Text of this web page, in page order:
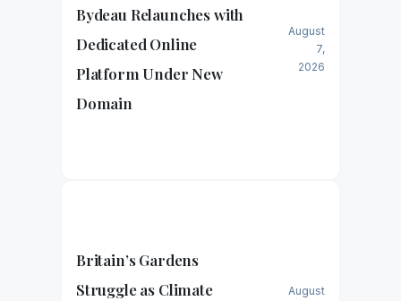
Bydeau Relaunches with
Dedicated Online
Platform Under New
Domain
August
7,
2026
Britain’s Gardens
Struggle as Climate
August